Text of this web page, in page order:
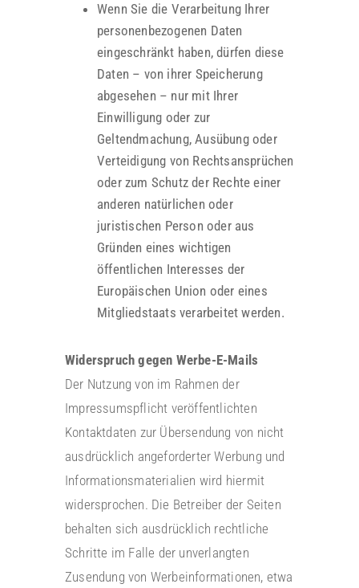
Wenn Sie die Verarbeitung Ihrer
personenbezogenen Daten
eingeschränkt haben, dürfen diese
Daten – von ihrer Speicherung
abgesehen – nur mit Ihrer
Einwilligung oder zur
Geltendmachung, Ausübung oder
Verteidigung von Rechtsansprüchen
oder zum Schutz der Rechte einer
anderen natürlichen oder
juristischen Person oder aus
Gründen eines wichtigen
öffentlichen Interesses der
Europäischen Union oder eines
Mitgliedstaats verarbeitet werden.
Widerspruch gegen Werbe-E-Mails
Der Nutzung von im Rahmen der
Impressumspflicht veröffentlichten
Kontaktdaten zur Übersendung von nicht
ausdrücklich angeforderter Werbung und
Informationsmaterialien wird hiermit
widersprochen. Die Betreiber der Seiten
behalten sich ausdrücklich rechtliche
Schritte im Falle der unverlangten
Zusendung von Werbeinformationen, etwa